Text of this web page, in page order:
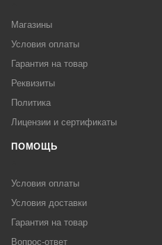
Магазины
Условия оплаты
Гарантия на товар
Реквизиты
Политика
Лицензии и сертификаты
ПОМОЩЬ
Условия оплаты
Условия доставки
Гарантия на товар
Вопрос-ответ